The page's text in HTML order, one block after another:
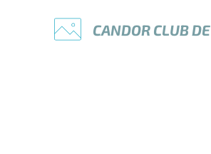
CANDOR CLUBDE